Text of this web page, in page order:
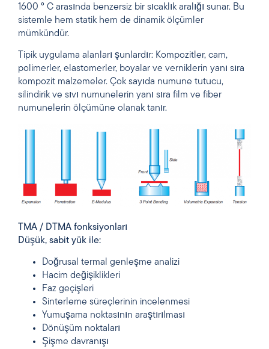
1600 ° C arasında benzersiz bir sıcaklık aralığı sunar. Bu
sistemle hem statik hem de dinamik ölçümler
mümkündür.
Tipik uygulama alanları şunlardır: Kompozitler, cam,
polimerler, elastomerler, boyalar ve verniklerin yanı sıra
kompozit malzemeler. Çok sayıda numune tutucu,
silindirik ve sıvı numunelerin yanı sıra film ve fiber
numunelerin ölçümüne olanak tanır.
TMA / DTMA fonksiyonları
Düşük, sabit yük ile:
Doğrusal termal genleşme analizi
Hacim değişiklikleri
Faz geçişleri
Sinterleme süreçlerinin incelenmesi
Yumuşama noktasının araştırılması
Dönüşüm noktaları
Şişme davranışı